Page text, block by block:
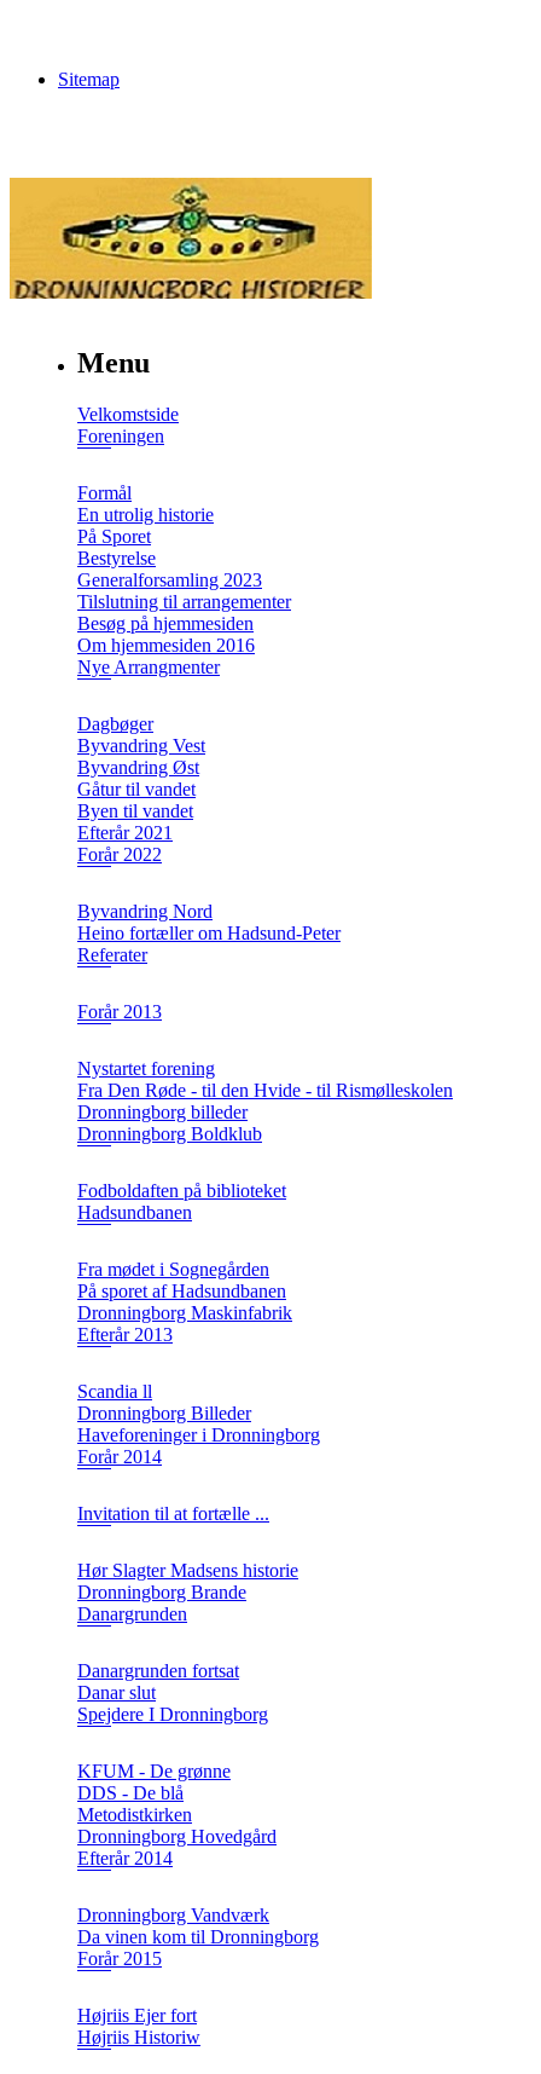
Sitemap
Menu
Velkomstside
Foreningen
Formål
En utrolig historie
På Sporet
Bestyrelse
Generalforsamling 2023
Tilslutning til arrangementer
Besøg på hjemmesiden
Om hjemmesiden 2016
Nye Arrangmenter
Dagbøger
Byvandring Vest
Byvandring Øst
Gåtur til vandet
Byen til vandet
Efterår 2021
Forår 2022
Byvandring Nord
Heino fortæller om Hadsund-Peter
Referater
Forår 2013
Nystartet forening
Fra Den Røde - til den Hvide - til Rismølleskolen
Dronningborg billeder
Dronningborg Boldklub
Fodboldaften på biblioteket
Hadsundbanen
Fra mødet i Sognegården
På sporet af Hadsundbanen
Dronningborg Maskinfabrik
Efterår 2013
Scandia ll
Dronningborg Billeder
Haveforeninger i Dronningborg
Forår 2014
Invitation til at fortælle ...
Hør Slagter Madsens historie
Dronningborg Brande
Danargrunden
Danargrunden fortsat
Danar slut
Spejdere I Dronningborg
KFUM - De grønne
DDS - De blå
Metodistkirken
Dronningborg Hovedgård
Efterår 2014
Dronningborg Vandværk
Da vinen kom til Dronningborg
Forår 2015
Højriis Ejer fort
Højriis Historiw